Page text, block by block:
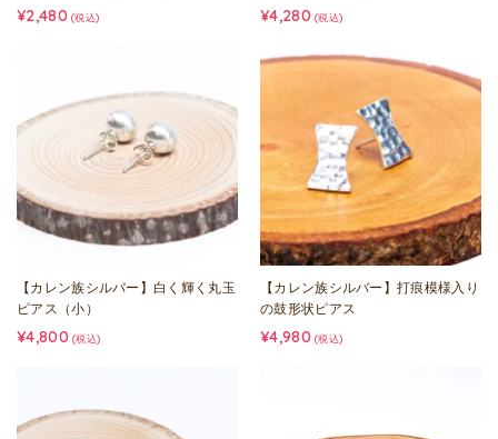
¥2,480 (税込) ¥4,280 (税込)
【カレン族シルバー】白く輝く丸玉
ピアス（小）
¥4,800 (税込)
【カレン族シルバー】打痕模様入り
の鼓形状ピアス
¥4,980 (税込)